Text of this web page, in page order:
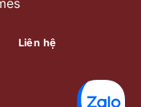
Liên hệ